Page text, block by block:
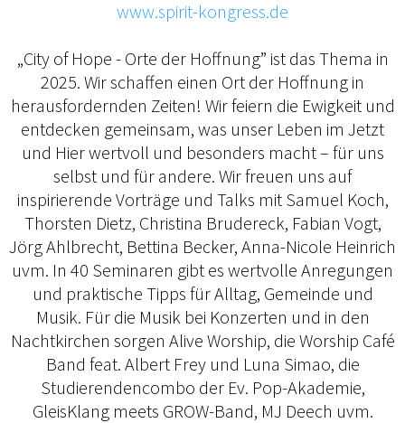
www.spirit-kongress.de
„City of Hope - Orte der Hoffnung” ist das Thema in
2025. Wir schaffen einen Ort der Hoffnung in
herausfordernden Zeiten! Wir feiern die Ewigkeit und
entdecken gemeinsam, was unser Leben im Jetzt
und Hier wertvoll und besonders macht – für uns
selbst und für andere. Wir freuen uns auf
inspirierende Vorträge und Talks mit Samuel Koch,
Thorsten Dietz, Christina Brudereck, Fabian Vogt,
Jörg Ahlbrecht, Bettina Becker, Anna-Nicole Heinrich
uvm. In 40 Seminaren gibt es wertvolle Anregungen
und praktische Tipps für Alltag, Gemeinde und
Musik. Für die Musik bei Konzerten und in den
Nachtkirchen sorgen Alive Worship, die Worship Café
Band feat. Albert Frey und Luna Simao, die
Studierendencombo der Ev. Pop-Akademie,
GleisKlang meets GROW-Band, MJ Deech uvm.